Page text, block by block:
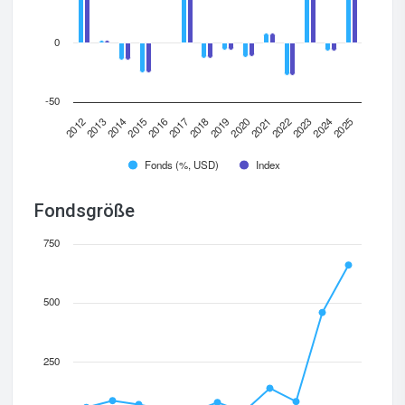
Fonds (%, USD) Index
2012 2014 2016 2018 2020 2022 2024
2013 2015 2017 2019 2021 2023 2025
-50
0
Fondsgröße
250
500
750